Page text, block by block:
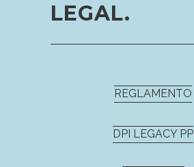
LEGAL.
REGLAMENTO
DPI LEGACY PP